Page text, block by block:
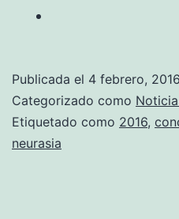
Publicada el 4 febrero, 2016
Categorizado como
Etiquetado como 2016,
neurasia